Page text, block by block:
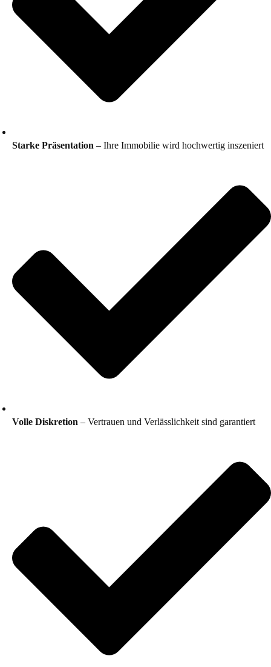
Starke Präsentation – Ihre Immobilie wird hochwertig inszeniert
Volle Diskretion – Vertrauen und Verlässlichkeit sind garantiert